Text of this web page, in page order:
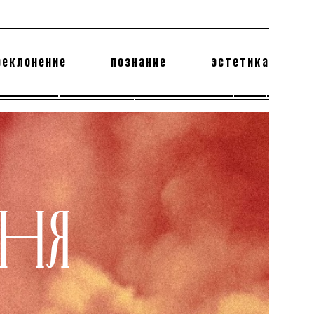
познание эстетика
178 бесполезных фактов теодор глаголев